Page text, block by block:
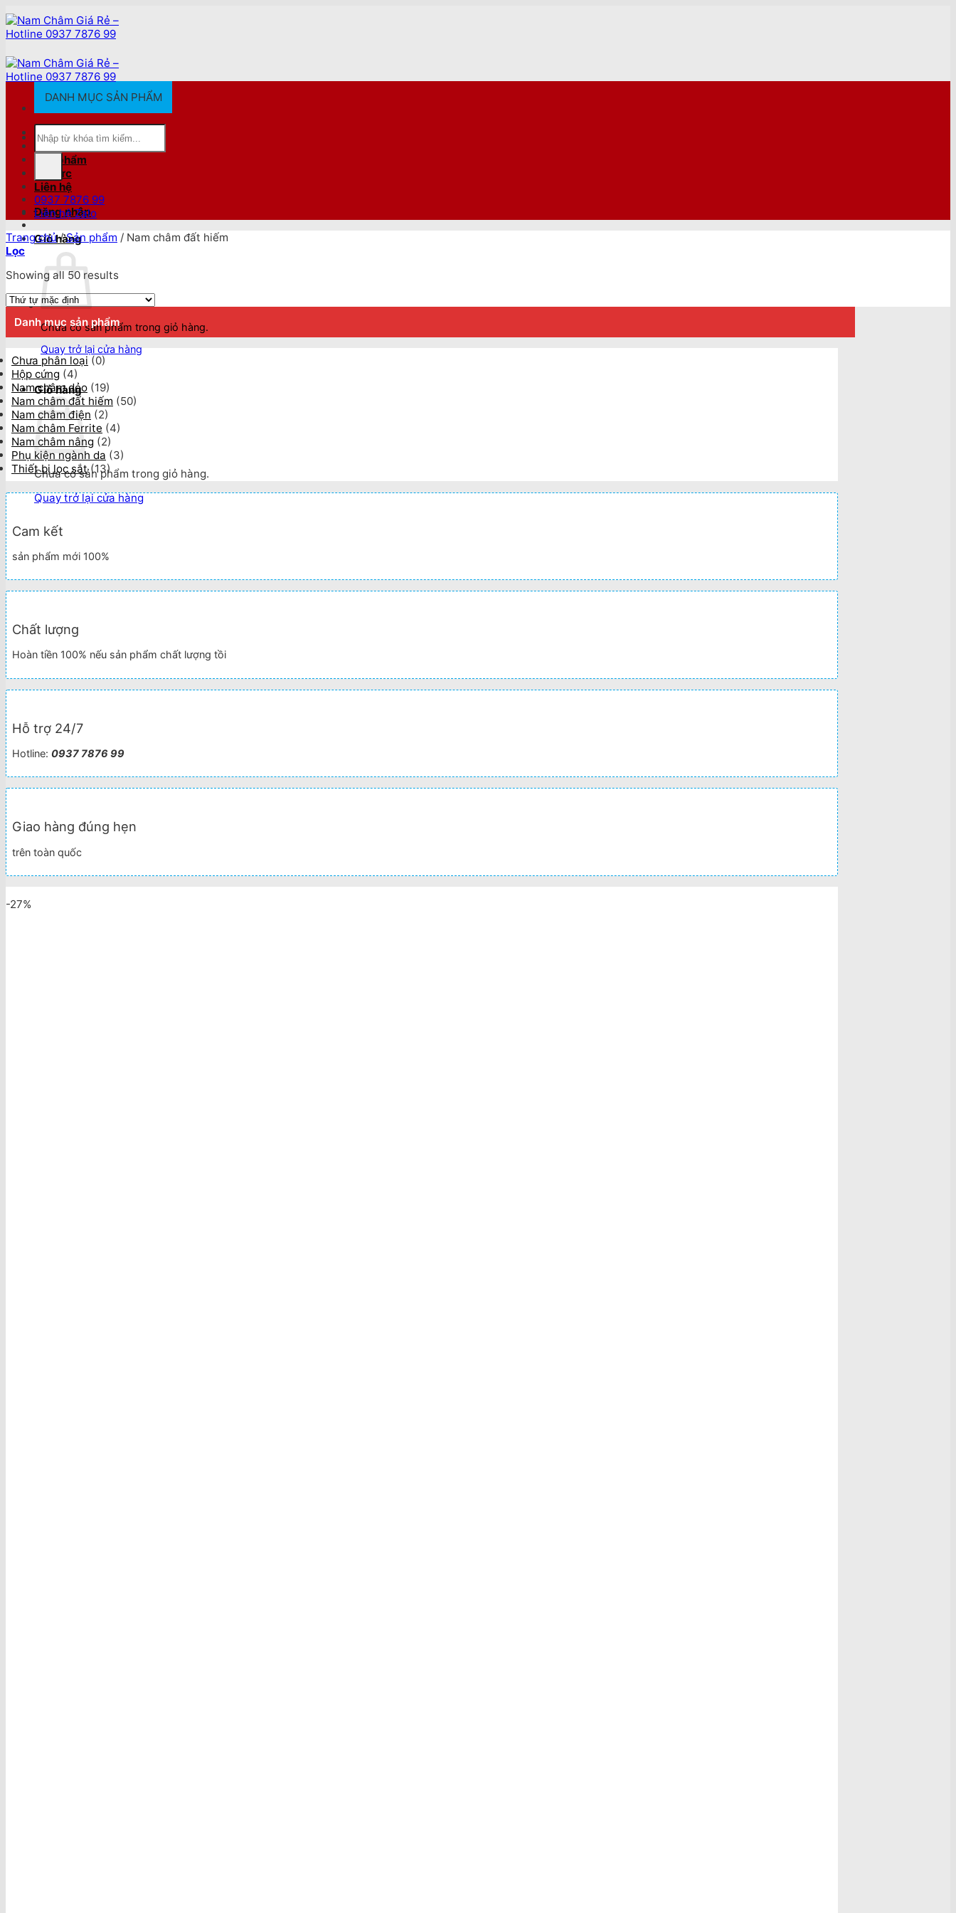
Chuyển
đến
nội
Trang chủ
Giới thiệu
Sản phẩm
Tin tức
Liên hệ
Đăng nhập
Giỏ hàng
Chưa có sản phẩm trong giỏ hàng.
Quay trở lại cửa hàng
Giỏ hàng
Chưa có sản phẩm trong giỏ hàng.
Quay trở lại cửa hàng
DANH MỤC SẢN PHẨM
Tìm
kiếm:
0937 7876 99
Liên hệ Zalo
Trang chủ / Sản phẩm / Nam châm đất hiếm
Lọc
Showing all 50 results
Danh mục sản phẩm
Chưa phân loại (0)
Hộp cứng (4)
Nam châm dẻo (19)
Nam châm đất hiếm (50)
Nam châm điện (2)
Nam châm Ferrite (4)
Nam châm nâng (2)
Phụ kiện ngành da (3)
Thiết bị lọc sắt (13)
Cam kết
sản phẩm mới 100%
Chất lượng
Hoàn tiền 100% nếu sản phẩm chất lượng tồi
Hỗ trợ 24/7
Hotline: 0937 7876 99
Giao hàng đúng hẹn
trên toàn quốc
-27%